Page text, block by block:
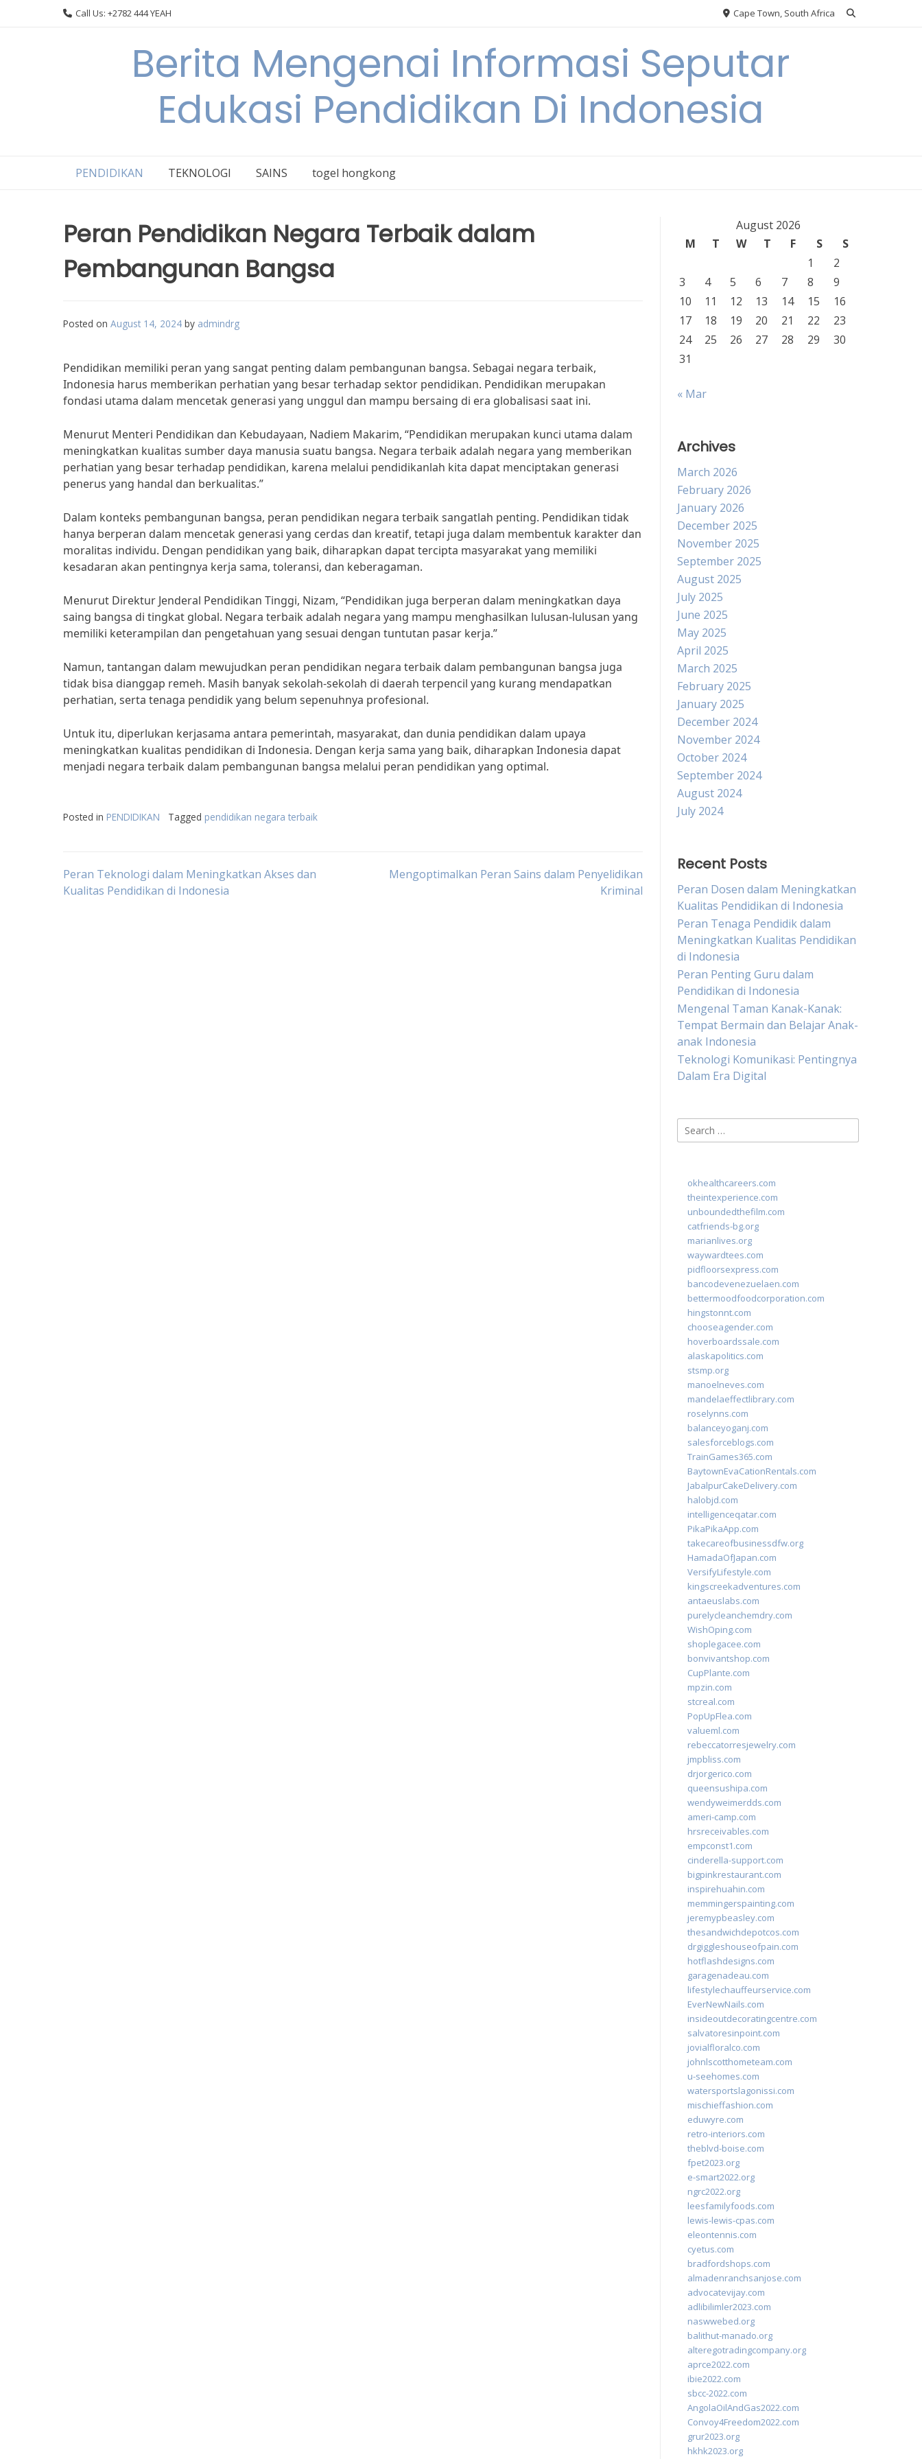
Call Us: +2782 444 YEAH Cape Town, South Africa
Berita Mengenai Informasi Seputar
Edukasi Pendidikan Di Indonesia
PENDIDIKAN TEKNOLOGI SAINS togel hongkong
Peran Pendidikan Negara Terbaik dalam
Pembangunan Bangsa
Posted on August 14, 2024 by admindrg
Pendidikan memiliki peran yang sangat penting dalam pembangunan bangsa. Sebagai negara terbaik,
Indonesia harus memberikan perhatian yang besar terhadap sektor pendidikan. Pendidikan merupakan
fondasi utama dalam mencetak generasi yang unggul dan mampu bersaing di era globalisasi saat ini.
Menurut Menteri Pendidikan dan Kebudayaan, Nadiem Makarim, “Pendidikan merupakan kunci utama dalam
meningkatkan kualitas sumber daya manusia suatu bangsa. Negara terbaik adalah negara yang memberikan
perhatian yang besar terhadap pendidikan, karena melalui pendidikanlah kita dapat menciptakan generasi
penerus yang handal dan berkualitas.”
Dalam konteks pembangunan bangsa, peran pendidikan negara terbaik sangatlah penting. Pendidikan tidak
hanya berperan dalam mencetak generasi yang cerdas dan kreatif, tetapi juga dalam membentuk karakter dan
moralitas individu. Dengan pendidikan yang baik, diharapkan dapat tercipta masyarakat yang memiliki
kesadaran akan pentingnya kerja sama, toleransi, dan keberagaman.
Menurut Direktur Jenderal Pendidikan Tinggi, Nizam, “Pendidikan juga berperan dalam meningkatkan daya
saing bangsa di tingkat global. Negara terbaik adalah negara yang mampu menghasilkan lulusan-lulusan yang
memiliki keterampilan dan pengetahuan yang sesuai dengan tuntutan pasar kerja.”
Namun, tantangan dalam mewujudkan peran pendidikan negara terbaik dalam pembangunan bangsa juga
tidak bisa dianggap remeh. Masih banyak sekolah-sekolah di daerah terpencil yang kurang mendapatkan
perhatian, serta tenaga pendidik yang belum sepenuhnya profesional.
Untuk itu, diperlukan kerjasama antara pemerintah, masyarakat, dan dunia pendidikan dalam upaya
meningkatkan kualitas pendidikan di Indonesia. Dengan kerja sama yang baik, diharapkan Indonesia dapat
menjadi negara terbaik dalam pembangunan bangsa melalui peran pendidikan yang optimal.
Posted in PENDIDIKAN Tagged pendidikan negara terbaik
Post
Peran Teknologi dalam Meningkatkan Akses dan
Kualitas Pendidikan di Indonesia
Mengoptimalkan Peran Sains dalam Penyelidikan
Kriminal
August 2026
M
T W T F S
S
1
2
3
4 5 6 7 8
9
10
11 12 13 14 15
16
17
18 19 20 21 22
23
24
25 26 27 28 29
30
31
« Mar
Archives
March 2026
February 2026
January 2026
December 2025
November 2025
September 2025
August 2025
July 2025
June 2025
May 2025
April 2025
March 2025
February 2025
January 2025
December 2024
November 2024
October 2024
September 2024
August 2024
July 2024
Recent Posts
Peran Dosen dalam Meningkatkan
Kualitas Pendidikan di Indonesia
Peran Tenaga Pendidik dalam
Meningkatkan Kualitas Pendidikan
di Indonesia
Peran Penting Guru dalam
Pendidikan di Indonesia
Mengenal Taman Kanak-Kanak:
Tempat Bermain dan Belajar Anak-
anak Indonesia
Teknologi Komunikasi: Pentingnya
Dalam Era Digital
Search
for:
okhealthcareers.com
theintexperience.com
unboundedthefilm.com
catfriends-bg.org
marianlives.org
waywardtees.com
pidfloorsexpress.com
bancodevenezuelaen.com
bettermoodfoodcorporation.com
hingstonnt.com
chooseagender.com
hoverboardssale.com
alaskapolitics.com
stsmp.org
manoelneves.com
mandelaeffectlibrary.com
roselynns.com
balanceyoganj.com
salesforceblogs.com
TrainGames365.com
BaytownEvaCationRentals.com
JabalpurCakeDelivery.com
halobjd.com
intelligenceqatar.com
PikaPikaApp.com
takecareofbusinessdfw.org
HamadaOfJapan.com
VersifyLifestyle.com
kingscreekadventures.com
antaeuslabs.com
purelycleanchemdry.com
WishOping.com
shoplegacee.com
bonvivantshop.com
CupPlante.com
mpzin.com
stcreal.com
PopUpFlea.com
valueml.com
rebeccatorresjewelry.com
jmpbliss.com
drjorgerico.com
queensushipa.com
wendyweimerdds.com
ameri-camp.com
hrsreceivables.com
empconst1.com
cinderella-support.com
bigpinkrestaurant.com
inspirehuahin.com
memmingerspainting.com
jeremypbeasley.com
thesandwichdepotcos.com
drgiggleshouseofpain.com
hotflashdesigns.com
garagenadeau.com
lifestylechauffeurservice.com
EverNewNails.com
insideoutdecoratingcentre.com
salvatoresinpoint.com
jovialfloralco.com
johnlscotthometeam.com
u-seehomes.com
watersportslagonissi.com
mischieffashion.com
eduwyre.com
retro-interiors.com
theblvd-boise.com
fpet2023.org
e-smart2022.org
ngrc2022.org
leesfamilyfoods.com
lewis-lewis-cpas.com
eleontennis.com
cyetus.com
bradfordshops.com
almadenranchsanjose.com
advocatevijay.com
adlibilimler2023.com
naswwebed.org
balithut-manado.org
alteregotradingcompany.org
aprce2022.com
ibie2022.com
sbcc-2022.com
AngolaOilAndGas2022.com
Convoy4Freedom2022.com
grur2023.org
hkhk2023.org